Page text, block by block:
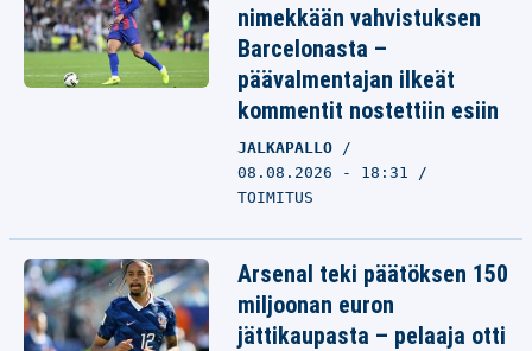
nimekkään vahvistuksen
Barcelonasta –
päävalmentajan ilkeät
kommentit nostettiin esiin
JALKAPALLO
08.08.2026 - 18:31
TOIMITUS
Arsenal teki päätöksen 150
miljoonan euron
jättikaupasta – pelaaja otti